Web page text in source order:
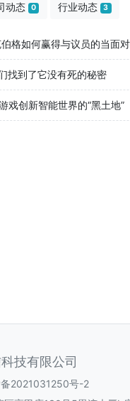
动态 0 行业动态 3
格如何赢得与议员的当面
找到了它没有死的秘密
戏创新智能世界的“黑土地”
技有限公司
2021031250号-2